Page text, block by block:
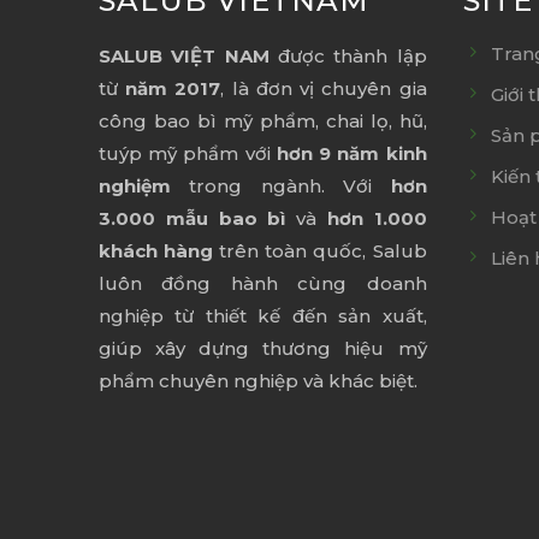
SALUB VIỆT NAM được thành lập
từ năm 2017, là đơn vị chuyên gia
công bao bì mỹ phẩm, chai lọ, hũ,
tuýp mỹ phẩm với hơn 9 năm kinh
nghiệm trong ngành. Với hơn
3.000 mẫu bao bì và hơn 1.000
khách hàng trên toàn quốc, Salub
luôn đồng hành cùng doanh
nghiệp từ thiết kế đến sản xuất,
giúp xây dựng thương hiệu mỹ
phẩm chuyên nghiệp và khác biệt.
Giới
Sản
Kiến
Liên